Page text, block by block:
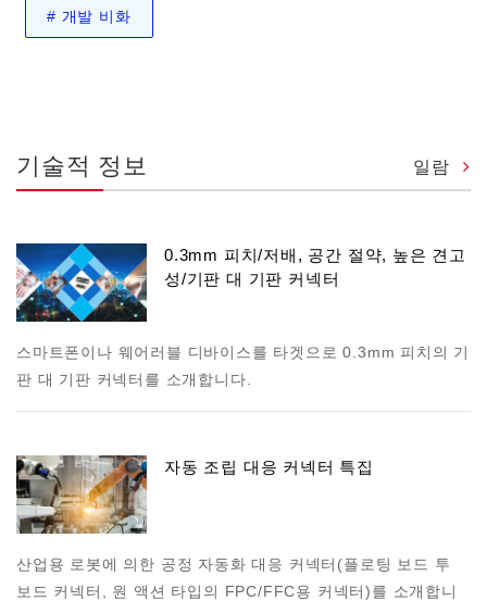
# 개발 비화
기술적 정보 일람
0.3mm 피치/저배, 공간 절약, 높은 견고
성/기판 대 기판 커넥터
스마트폰이나 웨어러블 디바이스를 타겟으로 0.3mm 피치의 기
판 대 기판 커넥터를 소개합니다.
자동 조립 대응 커넥터 특집
산업용 로봇에 의한 공정 자동화 대응 커넥터(플로팅 보드 투
보드 커넥터, 원 액션 타입의 FPC/FFC용 커넥터)를 소개합니